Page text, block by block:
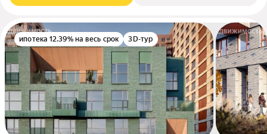
ипотека 12.39% на весь срок 3D-тур